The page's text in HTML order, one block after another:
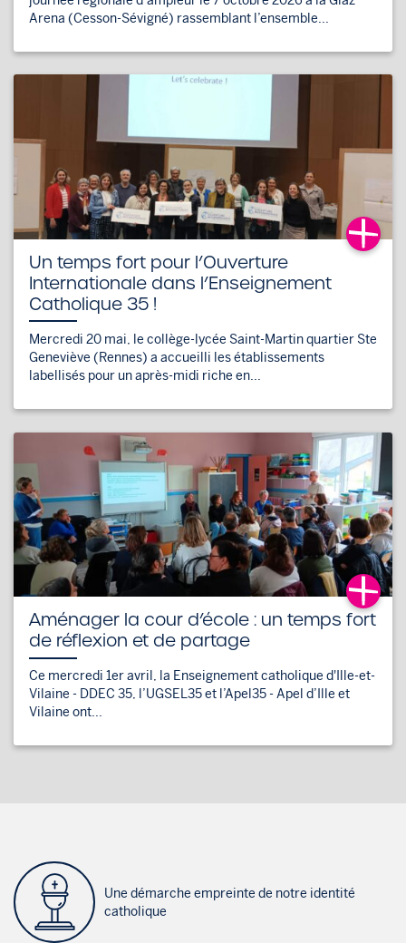
Arena (Cesson-Sévigné) rassemblant l’ensemble...
Un temps fort pour l’Ouverture
Internationale dans l’Enseignement
Catholique 35 !
Mercredi 20 mai, le collège-lycée Saint-Martin quartier Ste
Geneviève (Rennes) a accueilli les établissements
labellisés pour un après-midi riche en...
Aménager la cour d’école : un temps fort
de réflexion et de partage
Ce mercredi 1er avril, la Enseignement catholique d'Ille-et-
Vilaine - DDEC 35, l’UGSEL35 et l’Apel35 - Apel d’Ille et
Vilaine ont...
Une démarche empreinte de notre identité
catholique